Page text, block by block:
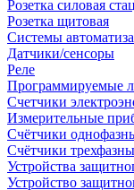
Розетка силовая
Розетка щитовая
Системы
Датчики/сенсоры
Реле
Программируемые
Счетчики
Измерительные
Счётчики
Счётчики
Устройства
Устройство